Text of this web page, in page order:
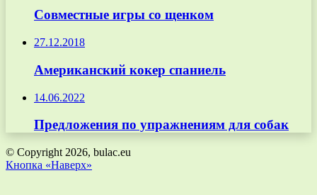
Совместные игры со щенком
27.12.2018
Американский кокер спаниель
14.06.2022
Предложения по упражнениям для собак
© Copyright 2026, bulac.eu
Кнопка «Наверх»